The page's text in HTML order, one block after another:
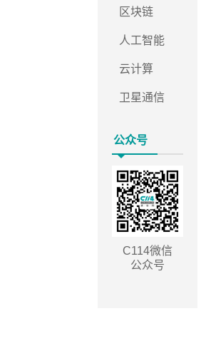
区块链
人工智能
云计算
卫星通信
公众号
C114微信
公众号